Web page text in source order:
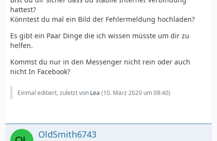
hattest?
Könntest du mal ein Bild der Fehlermeldung hochladen?
Es gibt ein Paar Dinge die ich wissen müsste um dir zu
helfen.
Kommst du nur in den Messenger nicht rein oder auch
nicht In Facebook?
Einmal editiert, zuletzt von Lea (10. März 2020 um 08:40)
OldSmith6743